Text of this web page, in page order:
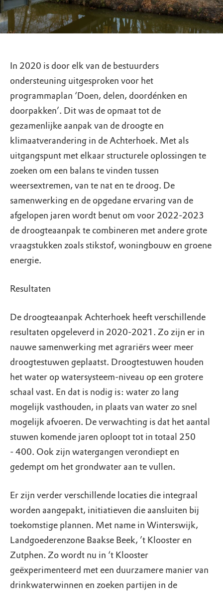
In 2020 is door elk van de bestuurders
ondersteuning uitgesproken voor het
programmaplan ‘Doen, delen, doordénken en
doorpakken’. Dit was de opmaat tot de
gezamenlijke aanpak van de droogte en
klimaatverandering in de Achterhoek. Met als
uitgangspunt met elkaar structurele oplossingen te
zoeken om een balans te vinden tussen
weersextremen, van te nat en te droog. De
samenwerking en de opgedane ervaring van de
afgelopen jaren wordt benut om voor 2022-2023
de droogteaanpak te combineren met andere grote
vraagstukken zoals stikstof, woningbouw en groene
energie.
Resultaten
De droogteaanpak Achterhoek heeft verschillende
resultaten opgeleverd in 2020-2021. Zo zijn er in
nauwe samenwerking met agrariërs weer meer
droogtestuwen geplaatst. Droogtestuwen houden
het water op watersysteem-niveau op een grotere
schaal vast. En dat is nodig is: water zo lang
mogelijk vasthouden, in plaats van water zo snel
mogelijk afvoeren. De verwachting is dat het aantal
stuwen komende jaren oploopt tot in totaal 250
- 400. Ook zijn watergangen verondiept en
gedempt om het grondwater aan te vullen.
Er zijn verder verschillende locaties die integraal
worden aangepakt, initiatieven die aansluiten bij
toekomstige plannen. Met name in Winterswijk,
Landgoederenzone Baakse Beek, ’t Klooster en
Zutphen. Zo wordt nu in ‘t Klooster
geëxperimenteerd met een duurzamere manier van
drinkwaterwinnen en zoeken partijen in de